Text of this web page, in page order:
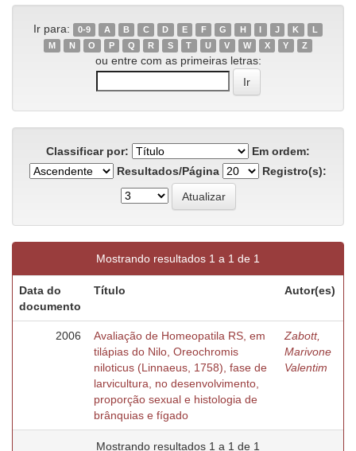
Ir para: 0-9 A B C D E F G H I J K
L
M
N O P Q R S T U V W X Y Z
ou entre com as primeiras letras:
Classificar por:
Em ordem:
Resultados/Página
Registro(s):
Mostrando resultados 1 a 1 de 1
Data do
documento
Título Autor(es)
2006
Avaliação de Homeopatila RS, em
tilápias do Nilo, Oreochromis
niloticus (Linnaeus, 1758), fase de
larvicultura, no desenvolvimento,
proporção sexual e histologia de
brânquias e fígado
Zabott,
Marivone
Valentim
Mostrando resultados 1 a 1 de 1